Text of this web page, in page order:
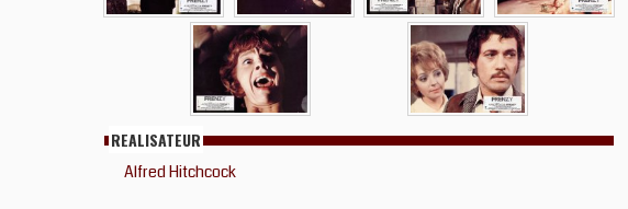
REALISATEUR
Alfred Hitchcock